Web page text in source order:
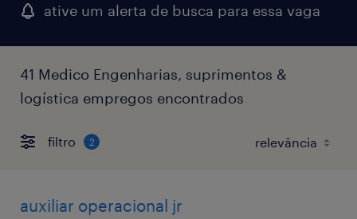
ative um alerta de busca para essa vaga
41 Medico Engenharias, suprimentos &
logística empregos encontrados
filtro 2
auxiliar operacional jr